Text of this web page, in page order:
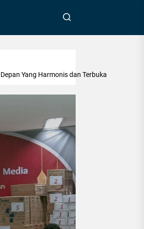
Yang Harmonis dan Terbuka